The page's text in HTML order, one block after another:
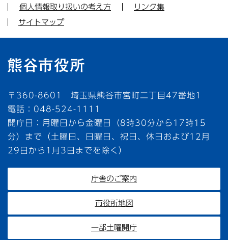
個人情報取り扱いの考え方
リンク集
サイトマップ
〒360-8601 埼玉県熊谷市宮町二丁目47番地1
電話：048-524-1111
開庁日：月曜日から金曜日（8時30分から17時15
分）まで（土曜日、日曜日、祝日、休日および12月
29日から1月3日までを除く）
庁舎のご案内
市役所地図
一部土曜開庁